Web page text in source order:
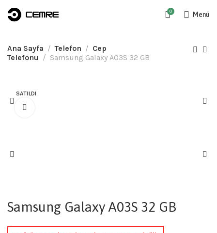
0 Menü
Ana Sayfa Telefon
Cep
Telefonu
Samsung Galaxy A03S 32 GB
SATILDI
Samsung Galaxy A03S 32 GB